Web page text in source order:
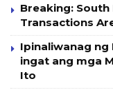
Breaking: South
Transactions
Ipinaliwanag ng
ingat ang mga
Ito